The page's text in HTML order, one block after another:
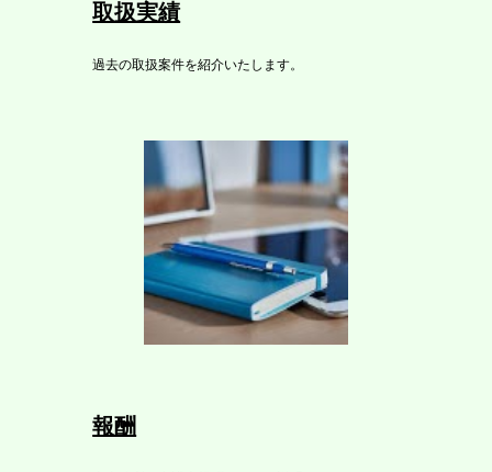
取扱実績
過去の取扱案件を紹介いたします。
報酬